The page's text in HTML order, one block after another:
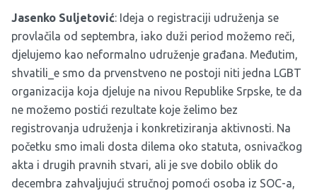
Jasenko Suljetović: Ideja o registraciji udruženja se
provlačila od septembra, iako duži period možemo reči,
djelujemo kao neformalno udruženje građana. Međutim,
shvatili_e smo da prvenstveno ne postoji niti jedna LGBT
organizacija koja djeluje na nivou Republike Srpske, te da
ne možemo postići rezultate koje želimo bez
registrovanja udruženja i konkretiziranja aktivnosti. Na
početku smo imali dosta dilema oko statuta, osnivačkog
akta i drugih pravnih stvari, ali je sve dobilo oblik do
decembra zahvaljujući stručnoj pomoći osoba iz SOC-a,